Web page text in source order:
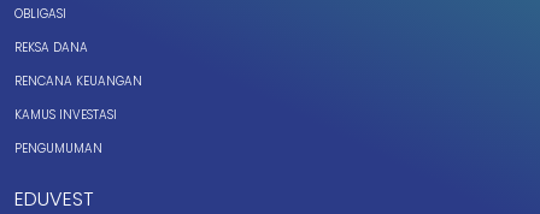
OBLIGASI
REKSA DANA
RENCANA KEUANGAN
KAMUS INVESTASI
PENGUMUMAN
EDUVEST